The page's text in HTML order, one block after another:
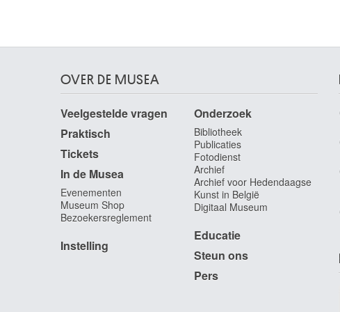
Helleweegen Willy
Maastricht (Nederland) 1914 - Luik 1991
Hendrickx Jos
Borgerhout / Antwerpen 1906 - Antwerpen 1971
Hendriks Wybrand
Amsterdam (Nederland) 1744 - Haarlem
(Nederland) 1831
Hennebicq André
Doornik 1836 - Sint-Gillis / Brussel 1904
Hennequin Philippe Auguste
OVER DE MUSEA
Veelgestelde vragen
Praktisch
Tickets
In de Musea
Evenementen
Museum Shop
Bezoekersreglement
Instelling
Onderzoek
Bibliotheek
Publicaties
Fotodienst
Archief
Archief voor Hedendaagse
Kunst in België
Digitaal Museum
Educatie
Steun ons
Pers